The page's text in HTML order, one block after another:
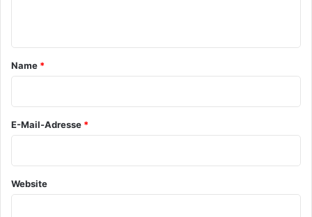
a
*
Name *
E-Mail-Adresse *
Website